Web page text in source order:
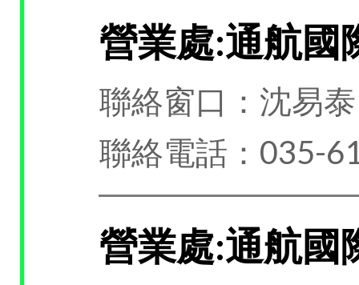
營業處:通航國
聯絡窗口：沈易泰
聯絡電話：035-
營業處:通航國